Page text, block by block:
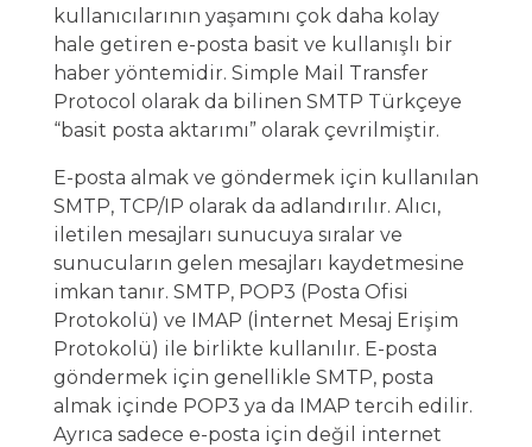
kullanıcılarının yaşamını çok daha kolay
hale getiren e-posta basit ve kullanışlı bir
haber yöntemidir. Simple Mail Transfer
Protocol olarak da bilinen SMTP Türkçeye
“basit posta aktarımı” olarak çevrilmiştir.
E-posta almak ve göndermek için kullanılan
SMTP, TCP/IP olarak da adlandırılır. Alıcı,
iletilen mesajları sunucuya sıralar ve
sunucuların gelen mesajları kaydetmesine
imkan tanır. SMTP, POP3 (Posta Ofisi
Protokolü) ve IMAP (İnternet Mesaj Erişim
Protokolü) ile birlikte kullanılır. E-posta
göndermek için genellikle SMTP, posta
almak içinde POP3 ya da IMAP tercih edilir.
Ayrıca sadece e-posta için değil internet